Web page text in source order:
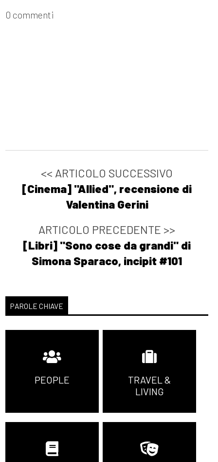
0 commenti
<< ARTICOLO SUCCESSIVO
[Cinema] "Allied", recensione di
Valentina Gerini
ARTICOLO PRECEDENTE >>
[Libri] "Sono cose da grandi" di
Simona Sparaco, incipit #101
PAROLE CHIAVE
PEOPLE
TRAVEL &
LIVING